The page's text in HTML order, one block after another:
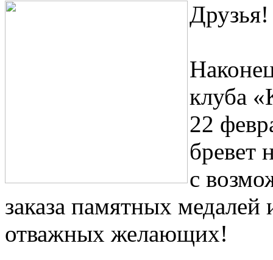
Друзья!
клуба
22
бревет
с
заказа памятных
отважных желающих!